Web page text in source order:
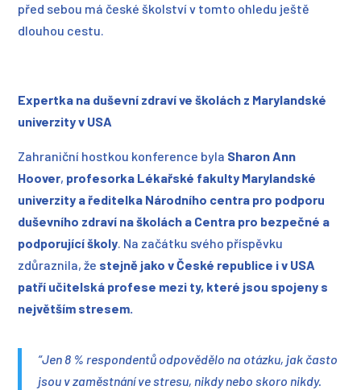
před sebou má české školství v tomto ohledu ještě
dlouhou cestu.
Expertka na duševní zdraví ve školách z Marylandské
univerzity v USA
Zahraniční hostkou konference byla Sharon Ann
Hoover, profesorka Lékařské fakulty Marylandské
univerzity a ředitelka Národního centra pro podporu
duševního zdraví na školách a Centra pro bezpečné a
podporující školy. Na začátku svého příspěvku
zdůraznila, že stejně jako v České republice i v USA
patří učitelská profese mezi ty, které jsou spojeny s
největším stresem.
“Jen 8 % respondentů odpovědělo na otázku, jak často
jsou v zaměstnání ve stresu, nikdy nebo skoro nikdy.